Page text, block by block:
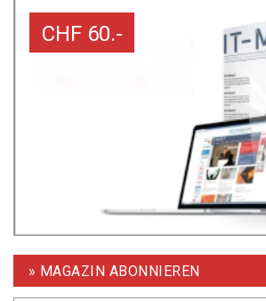
CHF 60.-
» MAGAZIN ABONNIEREN